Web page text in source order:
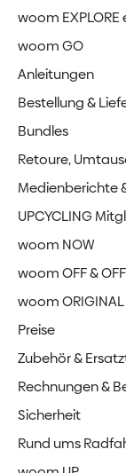
woom EXPLORE
woom GO
Anleitungen
Bestellung &
Bundles
Retoure,
Medienberichte
UPCYCLING
woom NOW
woom OFF &
woom ORIGINAL
Preise
Zubehör &
Rechnungen &
Sicherheit
Rund ums